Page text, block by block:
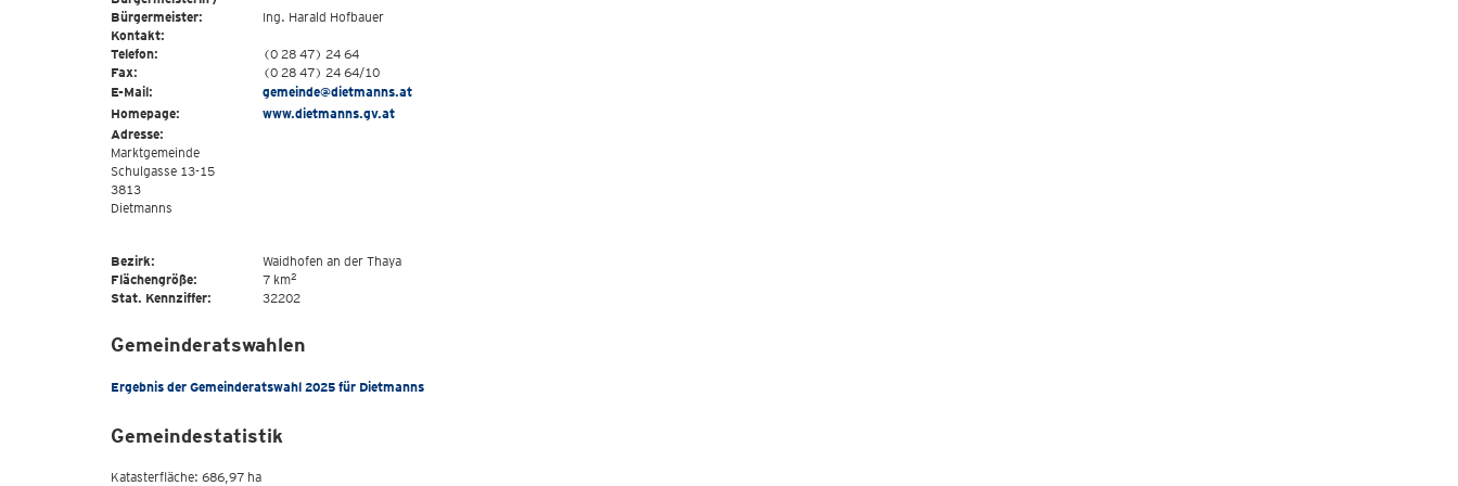
Bürgermeister:
Ing. Harald Hofbauer
Kontakt:
Telefon:
(0 28 47) 24 64
Fax:
(0 28 47) 24 64/10
E-Mail:
gemeinde@dietmanns.at
Homepage:
www.dietmanns.gv.at
Adresse:
Marktgemeinde
Schulgasse 13-15
3813
Dietmanns
Bezirk:
Waidhofen an der Thaya
Flächengröße:
7 km2
Stat. Kennziffer: 32202
Gemeinderatswahlen
Ergebnis der Gemeinderatswahl 2025 für Dietmanns
Gemeindestatistik
Katasterfläche: 686,97 ha